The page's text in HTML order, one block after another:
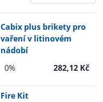
Cabix plus brikety pro
vaření v litinovém
nádobí
0% 282,12 Kč
Fire Kit